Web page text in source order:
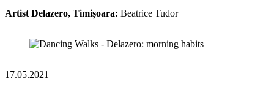
Artist Delazero, Timișoara: Beatrice Tudor
17.05.2021